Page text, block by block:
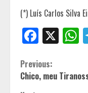
(*) Luís Carlos Silva
X
Continue
Reading
Previous:
Chico, meu